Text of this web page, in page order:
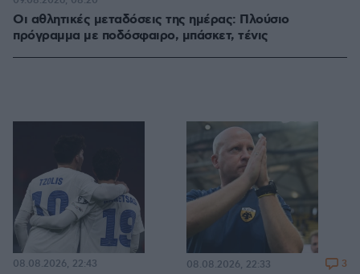
Οι αθλητικές μεταδόσεις της ημέρας: Πλούσιο
πρόγραμμα με ποδόσφαιρο, μπάσκετ, τένις
08.08.2026, 22:43 08.08.2026, 22:33 3